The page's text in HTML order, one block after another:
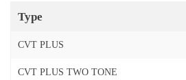
Type
CVT PLUS
CVT PLUS TWO TONE